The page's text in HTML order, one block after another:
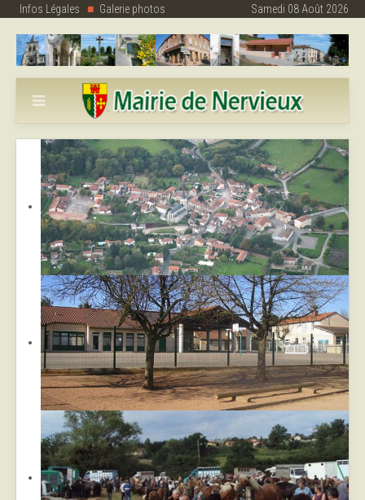
Infos Légales Galerie photos Samedi 08 Août 2026